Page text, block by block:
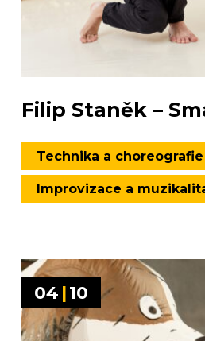
Filip Staněk –
Technika a choreografie
Improvizace a
04 |10